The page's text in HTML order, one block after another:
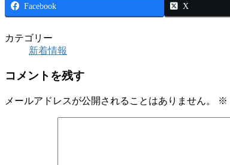
Facebook X
カテゴリー
新着情報
コメントを残す
メールアドレスが公開されることはありません。 ※